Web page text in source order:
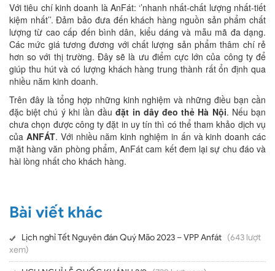
Với tiêu chí kinh doanh là AnFát: ‘’nhanh nhất-chất lượng nhất-tiết
kiệm nhất’’. Đảm bảo đưa đến khách hàng nguồn sản phẩm chất
lượng từ cao cấp đến bình dân, kiểu dáng và mẫu mã đa dạng.
Các mức giá tương đương với chất lượng sản phẩm thâm chí rẻ
hơn so với thị trường. Đây sẽ là ưu điểm cực lớn của công ty để
giúp thu hút và có lượng khách hàng trung thành rất ổn định qua
nhiều năm kinh doanh.
Trên đây là tổng hợp những kinh nghiệm và những điều bạn cần
đặc biệt chú ý khi lần đầuđặt in dây đeo thẻ Hà Nội. Nếu bạn
chưa chọn được công ty đặt in uy tín thì có thể tham khảo dịch vụ
của ANFÁT. Với nhiều năm kinh nghiệm in ấn và kinh doanh các
mặt hàng văn phòng phẩm, AnFát cam kết đem lại sự chu đáo và
hài lòng nhất cho khách hàng.
Bài viết khác
Lịch nghỉ Tết Nguyên đán Quý Mão 2023 – VPP Anfát (643 lượt
xem)